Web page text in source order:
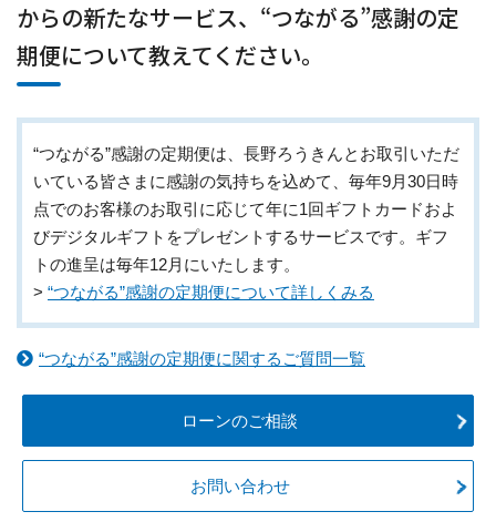
からの新たなサービス、“つながる”感謝の定
期便について教えてください。
“つながる”感謝の定期便は、長野ろうきんとお取引いただ
いている皆さまに感謝の気持ちを込めて、毎年9月30日時
点でのお客様のお取引に応じて年に1回ギフトカードおよ
びデジタルギフトをプレゼントするサービスです。ギフ
トの進呈は毎年12月にいたします。
> “つながる”感謝の定期便について詳しくみる
“つながる”感謝の定期便に関するご質問一覧
ローンのご相談
お問い合わせ